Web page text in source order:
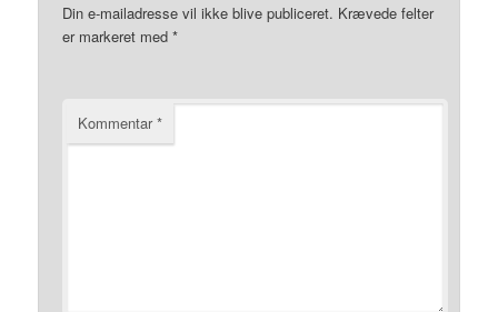
Din e-mailadresse vil ikke blive publiceret. Krævede felter
er markeret med*
Kommentar*